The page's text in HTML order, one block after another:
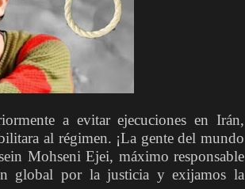
a evitar ejecuciones en Irán,
al régimen. ¡La gente del mundo
Mohseni Ejei, máximo responsable
global por la justicia y exijamos la